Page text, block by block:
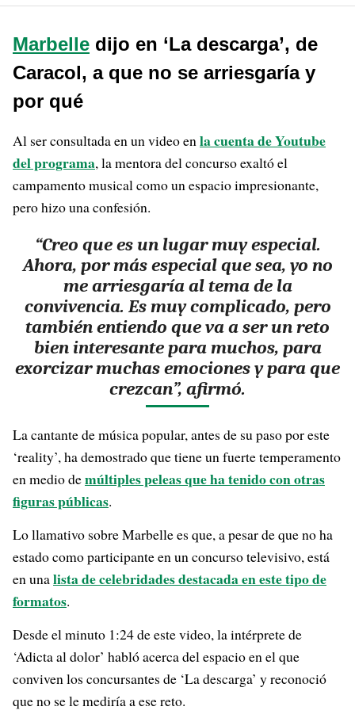
Marbelle dijo en ‘La descarga’, de
Caracol, a que no se arriesgaría y
por qué
Al ser consultada en un video enla cuenta de Youtube
del programa, la mentora del concurso exaltó el
campamento musical como un espacio impresionante,
pero hizo una confesión.
“Creo que es un lugar muy especial.
Ahora, por más especial que sea, yo no
me arriesgaría al tema de la
convivencia. Es muy complicado, pero
también entiendo que va a ser un reto
bien interesante para muchos, para
exorcizar muchas emociones y para que
crezcan”, afirmó.
La cantante de música popular, antes de su paso por este
‘reality’, ha demostrado que tiene un fuerte temperamento
en medio demúltiples peleas que ha tenido con otras
figuras públicas.
Lo llamativo sobre Marbelle es que, a pesar de que no ha
estado como participante en un concurso televisivo, está
en unalista de celebridades destacada en este tipo de
formatos.
Desde el minuto 1:24 de este video, la intérprete de
‘Adicta al dolor’ habló acerca del espacio en el que
conviven los concursantes de ‘La descarga’ y reconoció
que no se le mediría a ese reto.